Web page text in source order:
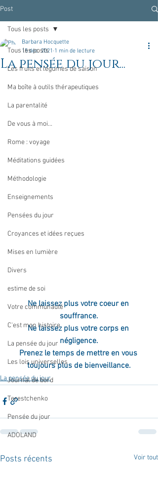
Post
Tous les posts
Les fruits et légumes de saison
Ma boîte à outils thérapeutiques
La parentalité
De vous à moi...
Rome : voyage
Méditations guidées
Méthodologie
Enseignements
Pensées du jour
Croyances et idées reçues
Mises en lumière
Divers
estime de soi
Votre communauté
C'est mon histoire
La pensée du jour
Les lois universelles
Journal de bord
Terestchenko
Pensée du jour
ADOLAND
Tous les posts
La pensée du jour...
Barbara Hocquette
15 déc. 2021 1 min de lecture
Ne laissez plus votre coeur en
souffrance.
Ne laissez plus votre corps en
négligence.
Prenez le temps de mettre en vous
toujours plus de bienveillance.
La pensée du jour
Posts récents Voir tout